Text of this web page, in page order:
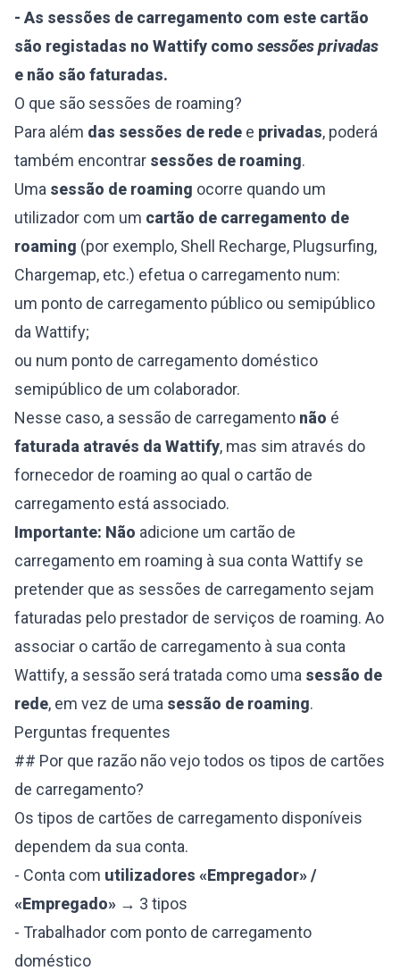
- As sessões de carregamento com este cartão
são registadas no Wattify como sessões privadas
e não são faturadas.
O que são sessões de roaming?
Para além das sessões de rede e privadas, poderá
também encontrar sessões de roaming.
Uma sessão de roaming ocorre quando um
utilizador com um cartão de carregamento de
roaming (por exemplo, Shell Recharge, Plugsurfing,
Chargemap, etc.) efetua o carregamento num:
um ponto de carregamento público ou semipúblico
da Wattify;
ou num ponto de carregamento doméstico
semipúblico de um colaborador.
Nesse caso, a sessão de carregamento não é
faturada através da Wattify, mas sim através do
fornecedor de roaming ao qual o cartão de
carregamento está associado.
Importante: Não adicione um cartão de
carregamento em roaming à sua conta Wattify se
pretender que as sessões de carregamento sejam
faturadas pelo prestador de serviços de roaming. Ao
associar o cartão de carregamento à sua conta
Wattify, a sessão será tratada como uma sessão de
rede, em vez de uma sessão de roaming.
Perguntas frequentes
## Por que razão não vejo todos os tipos de cartões
de carregamento?
Os tipos de cartões de carregamento disponíveis
dependem da sua conta.
- Conta com utilizadores «Empregador» /
«Empregado» → 3 tipos
- Trabalhador com ponto de carregamento
doméstico